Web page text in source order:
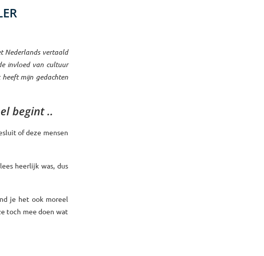
Nederlands vertaald
invloed van cultuur
heeft mijn gedachten
begint ..
of deze mensen
heerlijk was, dus
je het ook moreel
toch mee doen wat